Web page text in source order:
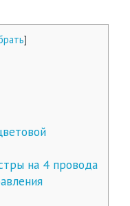
]
на 4 провода